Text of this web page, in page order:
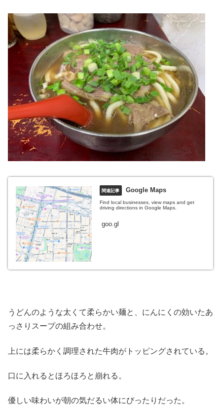
Google Maps
Find local businesses, view maps and get
driving directions in Google Maps.
goo.gl
うどんのような太くて柔らかい麺と、にんにくの効いたあ
っさりスープの組み合わせ。
上には柔らかく調理された牛肉がトッピングされている。
口に入れるとほろほろと崩れる。
優しい味わいが朝の気だるい体にぴったりだった。